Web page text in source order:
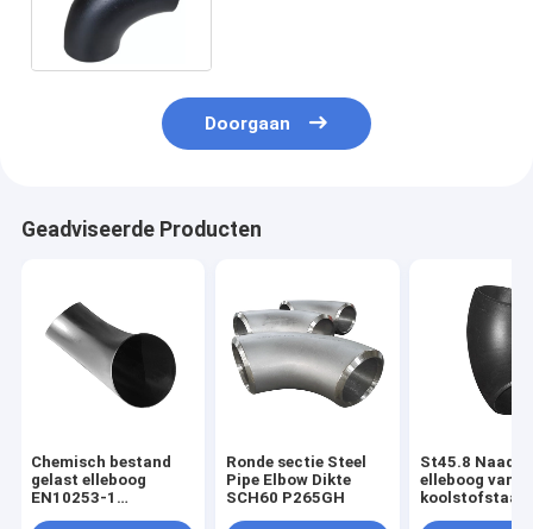
Doorgaan
Geadviseerde Producten
Chemisch bestand
gelast elleboog
EN10253-1
Ronde sectie Steel
Pipe Elbow Dikte
SCH60 P265GH
St45.8
elleboog van
koolstofstaal